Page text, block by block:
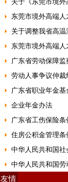
东莞市境外高端
关于调整我省高
东莞市境外高端
广东省劳动保障监
劳动人事争议仲裁
广东省职业年金
企业年金办法
广东省工伤保险条
住房公积金管理条
中华人民共和国社
中华人民共和国劳
友情